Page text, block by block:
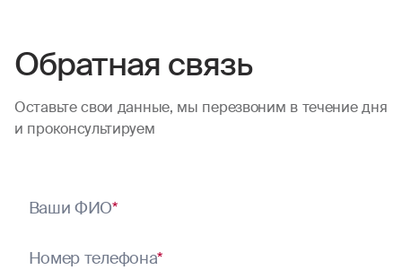
Обратная связь
Оставьте свои данные, мы перезвоним в течение дня
и проконсультируем
Ваши ФИО*
Номер телефона*